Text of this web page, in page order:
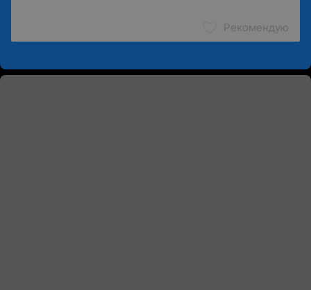
Рекомендую